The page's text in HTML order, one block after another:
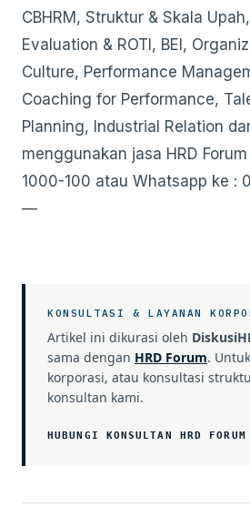
CBHRM, Struktur & Skala
Evaluation & ROTI, BEI,
Culture, Performance
Coaching for Performance,
Planning, Industrial Relation
menggunakan jasa HRD
1000-100 atau Whatsapp ke :
—
KONSULTASI & LAYANAN
Artikel ini dikurasi oleh
sama dengan HRD Forum.
korporasi, atau konsultasi
konsultan kami.
HUBUNGI KONSULTAN HRD